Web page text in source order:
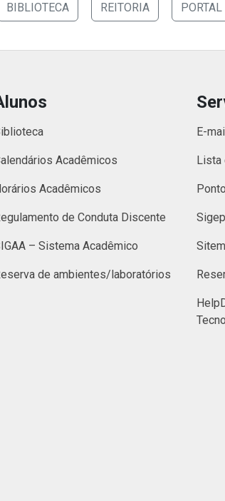
BIBLIOTECA REITORIA
Acadêmicos
Acadêmicos
de Conduta Discente
– Sistema Acadêmico
de ambientes/laboratórios
E-
Lista